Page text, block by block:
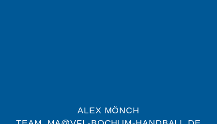
ALEX MÖNCH